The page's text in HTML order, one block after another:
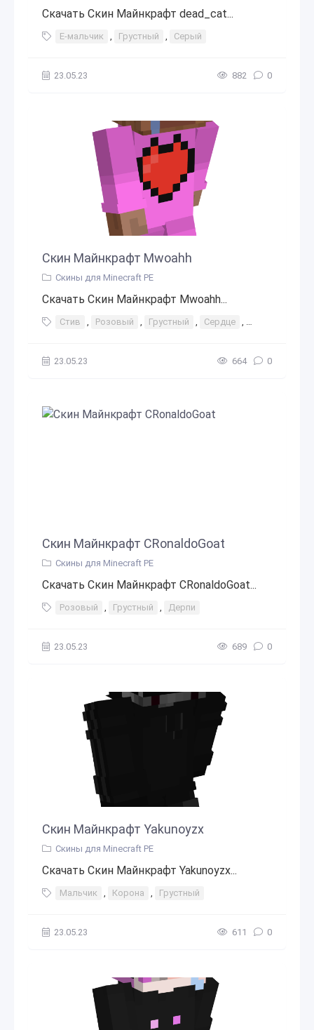
Скачать Скин Майнкрафт dead_cat...
E-мальчик , Грустный , Серый
23.05.23 882 0
Скин Майнкрафт Mwoahh
Скины для Minecraft PE
Скачать Скин Майнкрафт Mwoahh...
Стив , Розовый , Грустный , Сердце , Плач
23.05.23 664 0
Скин Майнкрафт CRonaldoGoat
Скины для Minecraft PE
Скачать Скин Майнкрафт CRonaldoGoat...
Розовый , Грустный , Дерпи
23.05.23 689 0
Скин Майнкрафт Yakunoyzx
Скины для Minecraft PE
Скачать Скин Майнкрафт Yakunoyzx...
Мальчик , Корона , Грустный
23.05.23 611 0